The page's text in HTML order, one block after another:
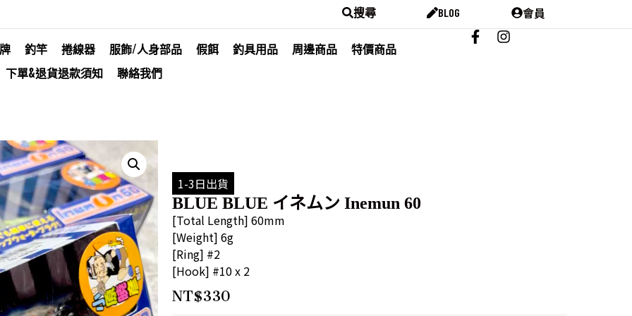
搜尋 BLOG 會員
釣竿 捲線器 服飾/人身部品 假餌 釣具用品 周邊商品
特價商品
下單&退貨退款須知
聯絡我們
1-3日出貨
BLUE BLUE イネムン Inemun 60
[Total Length] 60mm
[Weight] 6g
[Ring] #2
[Hook] #10 x 2
NT$330